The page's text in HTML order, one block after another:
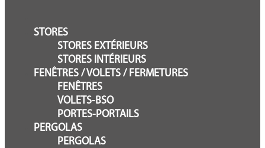
STORES
STORES EXTÉRIEURS
STORES INTÉRIEURS
FENÊTRES / VOLETS / FERMETURES
FENÊTRES
VOLETS-BSO
PORTES-PORTAILS
PERGOLAS
PERGOLAS